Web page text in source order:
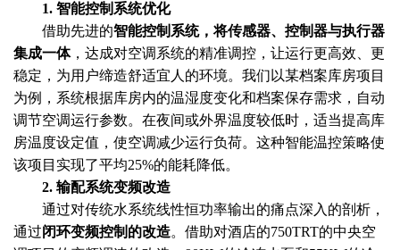
1. 智能控制系统优化
借助先进的智能控制系统，将传感器、控制器与执行器
集成一体，达成对空调系统的精准调控，让运行更高效、更
稳定，为用户缔造舒适宜人的环境。我们以某档案库房项目
为例，系统根据库房内的温湿度变化和档案保存需求，自动
调节空调运行参数。在夜间或外界温度较低时，适当提高库
房温度设定值，使空调减少运行负荷。这种智能温控策略使
该项目实现了平均25%的能耗降低。
2. 输配系统变频改造
通过对传统水系统线性恒功率输出的痛点深入的剖析，
通过闭环变频控制的改造。借助对酒店的750TRT的中央空